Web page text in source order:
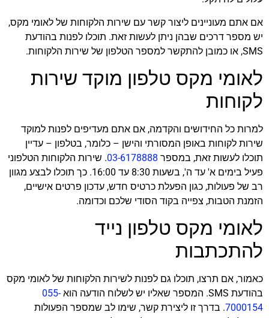
אם אתם מעוניינים ליצור קשר עם שירות הלקוחות של לאומי מקס,
יש מספר דרכים שבהן ניתן לעשות זאת. תוכלו לפנות בהודעת
SMS, או כמובן להתקשר למספר הטלפון של שירות הלקוחות.
לאומי מקס טלפון מוקד שירות
לקוחות
למרות כל החידושים והקדמה, אם אתם מעדיפים לפנות למוקד
שירות לקוחות באופן המסורתי והישן – כלומר, בטלפון – עדיין
תוכלו לעשות זאת, במספר 03-6178888. שירות הלקוחות הטלפוני
פעיל בימים א' עד ה', בשעות 8:30 עד 16:00. כך תוכלו לבצע מגוון
רב של פעולות, כגון הפעלת כרטיס חדש, עדכון פרטים אישיים,
הזמנת הטבות, צפייה בקוד הסודי שלכם וכדומה.
לאומי מקס טלפון נייד
להתכתבות
כאמור, אם תרצו, תוכלו גם לפנות לשירות הלקוחות של לאומי מקס
בהודעת SMS. המספר שאליו יש לשלוח הודעה הוא
055-
7000154. בדרך זו ליצירת קשר, שימו לב שמספר הפעולות